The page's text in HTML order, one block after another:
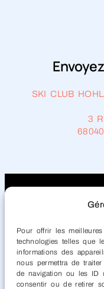
Pour offrir les
technologies telles que
informations des
nous permettra de
de navigation ou les ID
consentir ou de retirer
SKI CLUB
3
Prière de
ci-dessous,